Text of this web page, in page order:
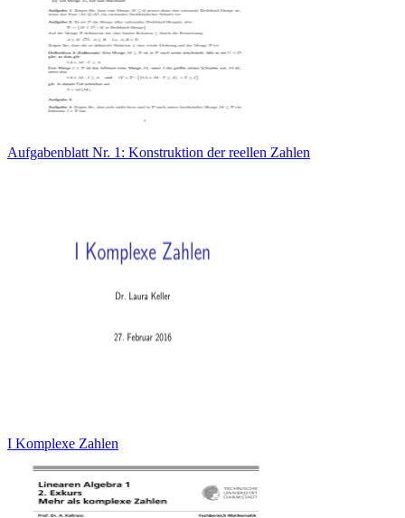
Aufgabenblatt Nr. 1: Konstruktion der reellen Zahlen
I Komplexe Zahlen